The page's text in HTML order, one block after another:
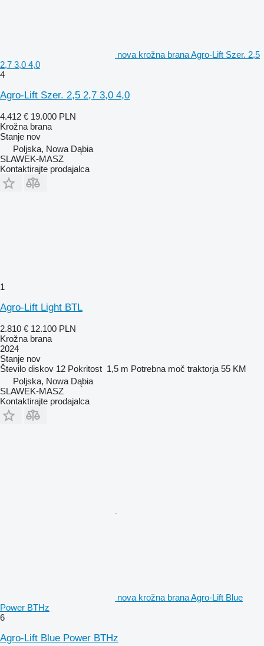
nova krožna brana Agro-Lift Szer. 2,5
2,7 3,0 4,0
4
Agro-Lift Szer. 2,5 2,7 3,0 4,0
4.412 € 19.000 PLN
Krožna brana
Stanje nov
Poljska, Nowa Dąbia
SLAWEK-MASZ
Kontaktirajte prodajalca
1
Agro-Lift Light BTL
2.810 € 12.100 PLN
Krožna brana
2024
Stanje nov
Število diskov 12 Pokritost 1,5 m Potrebna moč traktorja 55 KM
Poljska, Nowa Dąbia
SLAWEK-MASZ
Kontaktirajte prodajalca
nova krožna brana Agro-Lift Blue
Power BTHz
6
Agro-Lift Blue Power BTHz